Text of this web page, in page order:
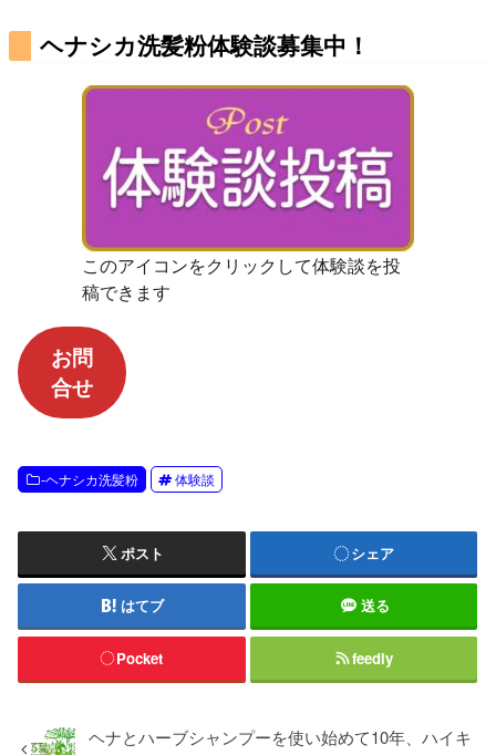
ヘナシカ洗髪粉体験談募集中！
このアイコンをクリックして体験談を投
稿できます
お問
合せ
-ヘナシカ洗髪粉 体験談
ポスト シェア
はてブ 送る
Pocket feedly
ヘナとハーブシャンプーを使い始めて10年、ハイキ